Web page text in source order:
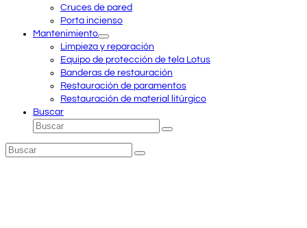
Cruces de pared
Porta incienso
Mantenimiento
Limpieza y reparación
Equipo de protección de tela Lotus
Banderas de restauración
Restauración de paramentos
Restauración de material litúrgico
Buscar
Buscar
Enviar
Buscar
Enviar